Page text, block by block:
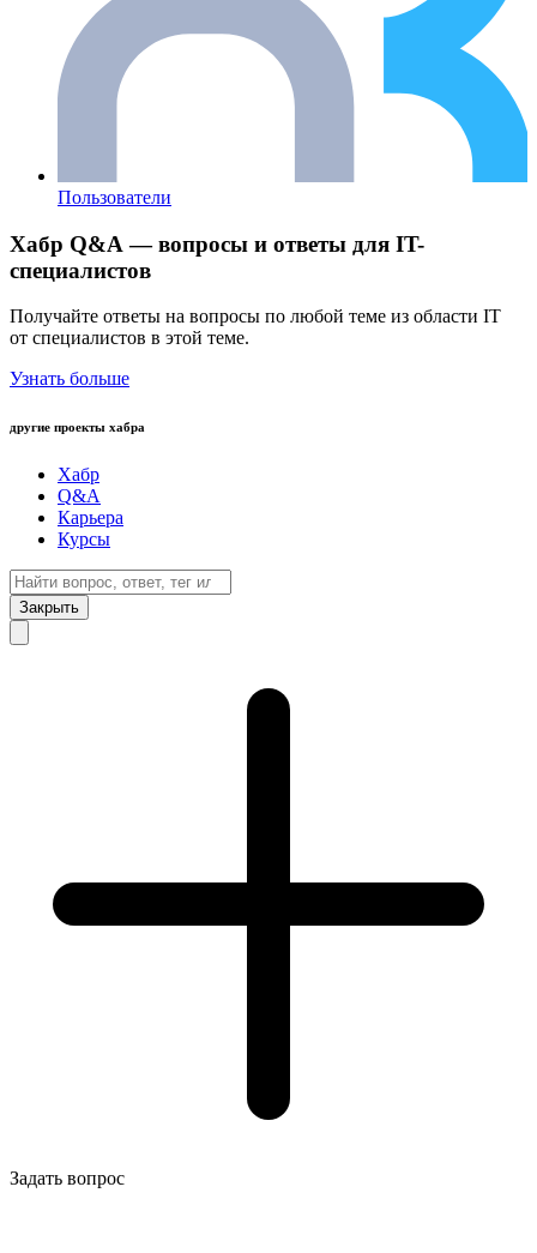
Пользователи
Хабр Q&A — вопросы и ответы для IT-
специалистов
Получайте ответы на вопросы по любой теме из области IT
от специалистов в этой теме.
Узнать больше
другие проекты хабра
Хабр
Q&A
Карьера
Курсы
Закрыть
Задать вопрос